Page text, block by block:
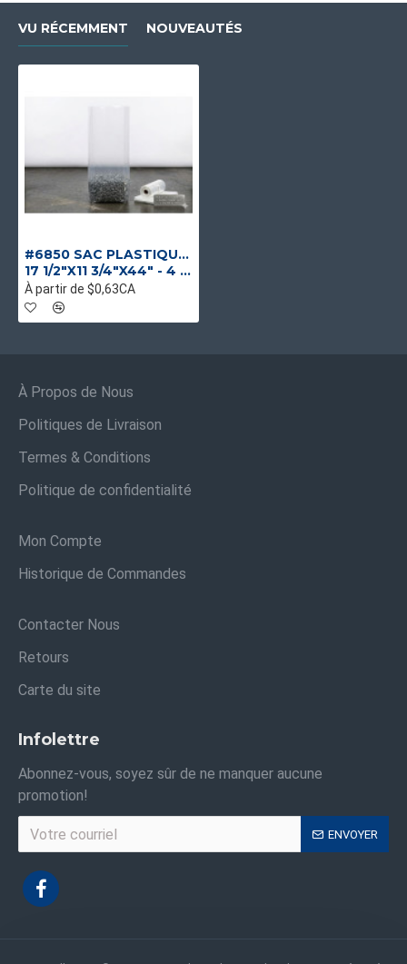
VU RÉCEMMENT NOUVEAUTÉS
#6850 SAC PLASTIQUE CLAIR (RL)
17 1/2"X11 3/4"X44" - 4 MIL
À partir de $0,63CA
À Propos de Nous
Politiques de Livraison
Termes & Conditions
Politique de confidentialité
Mon Compte
Historique de Commandes
Contacter Nous
Retours
Carte du site
Infolettre
Abonnez-vous, soyez sûr de ne manquer aucune
promotion!
ENVOYER